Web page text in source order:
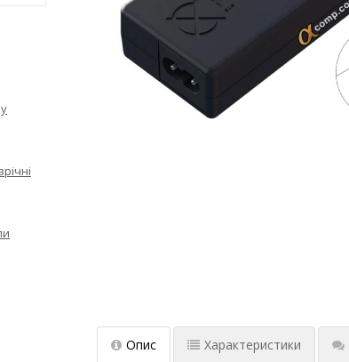
Опис Характеристики